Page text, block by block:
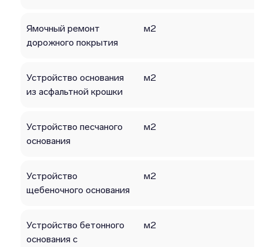
Ямочный ремонт
дорожного покрытия
м2
Устройство основания
из асфальтной крошки
м2
Устройство песчаного
основания
м2
Устройство
щебеночного основания
м2
Устройство бетонного
основания с
м2